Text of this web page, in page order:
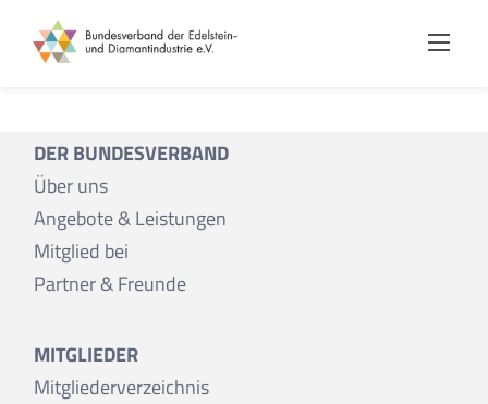
content
DER BUNDESVERBAND
Über uns
Angebote & Leistungen
Mitglied bei
Partner & Freunde
MITGLIEDER
Mitgliederverzeichnis